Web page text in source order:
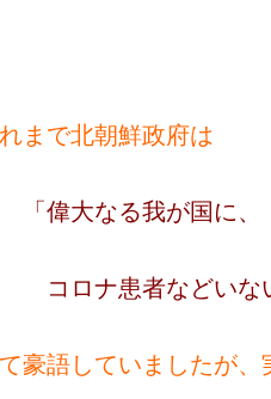
まで北朝鮮政府は
偉大なる我が国に、
ロナ患者などいない
豪語していましたが